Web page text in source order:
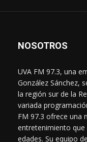
NOSOTROS
UVA FM 97.3, una
González Sánchez,
la región sur de la
variada
FM 97.3 ofrece una
entretenimiento
edades. Su equipo